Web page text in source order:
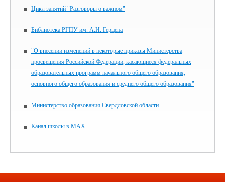
Цикл занятий "Разговоры о важном"
Библиотека РГПУ им. А.И. Герцена
"О внесении изменений в некоторые приказы Министерства
просвещения Российской Федерации, касающиеся федеральных
образовательных программ начального общего образования,
основного общего образования и среднего общего образования"
Министерство образования Свердловской области
Канал школы в MAX